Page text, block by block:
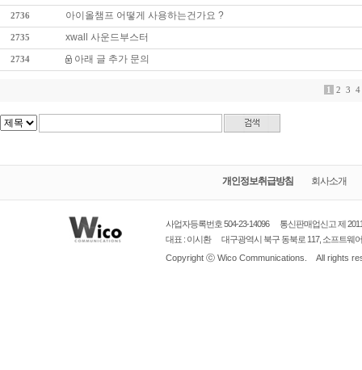
2736 아이올챔프 어떻게 사용하는건가요 ?
2735 xwall 사운드부스터
2734 아래 글 추가 문의
1 2 3 4
개인정보취급방침 회사소개
사업자등록번호 504-23-14096 통신판매업신고제
대표 : 이시환
대구광역시 북구 동북로 117, 소프트웨
Copyright ⓒ Wico Communications. All rights